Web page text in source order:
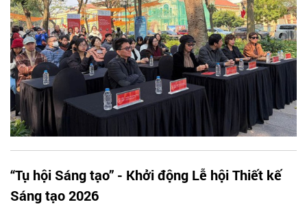
theo định hướng dài hạn.
“Tụ hội Sáng tạo” - Khởi động Lễ hội Thiết kế
Sáng tạo 2026